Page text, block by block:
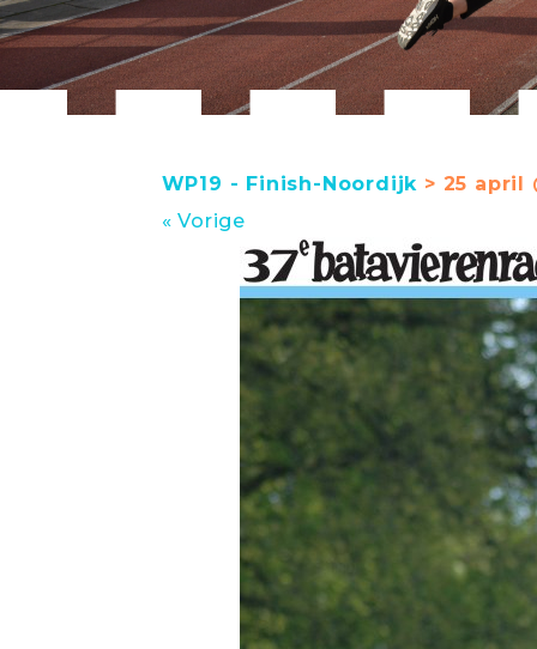
WP19 - Finish-Noordijk > 25 april
« Vorige